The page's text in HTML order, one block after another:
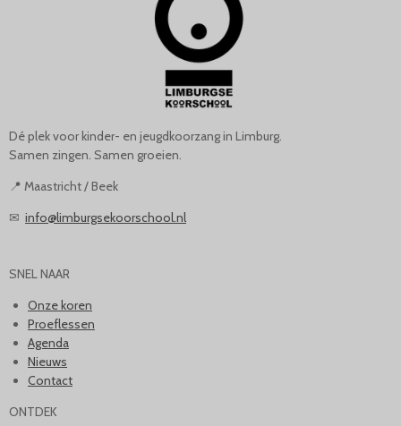
Dé plek voor kinder- en jeugdkoorzang in Limburg.
Samen zingen. Samen groeien.
📍 Maastricht / Beek
✉ info@limburgsekoorschool.nl
SNEL NAAR
Onze koren
Proeflessen
Agenda
Nieuws
Contact
ONTDEK